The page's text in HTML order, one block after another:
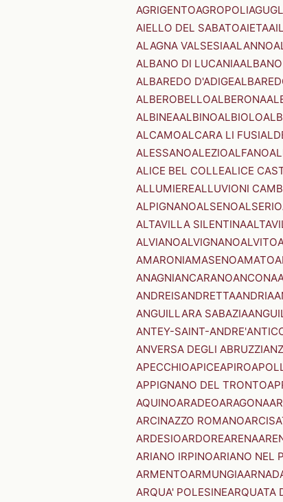
AGRIGENTOAGROPOLI
AIELLO DEL SABATOAIETA
ALAGNA VALSESIAALANNO
ALBANO DI LUCANIA
ALBAREDO D'ADIGE
ALBEROBELLOALBERONA
ALBINEAALBINOALBIOLO
ALCAMOALCARA LI FUSI
ALESSANOALEZIOALFANO
ALICE BEL COLLEALICE
ALLUMIEREALLUVIONI
ALPIGNANOALSENOALSERIO
ALTAVILLA SILENTINA
ALVIANOALVIGNANOALVITO
AMARONIAMASENOAMATO
ANAGNIANCARANOANCONA
ANDREISANDRETTAANDRIA
ANGUILLARA SABAZIA
ANTEY-SAINT-ANDRE'
ANVERSA DEGLI ABRUZZI
APECCHIOAPICEAPIRO
APPIGNANO DEL TRONTO
AQUINOARADEOARAGONA
ARCINAZZO ROMANO
ARDESIOARDOREARENA
ARIANO IRPINOARIANO NEL
ARMENTOARMUNGIAARNAD
ARQUA' POLESINEARQUATA